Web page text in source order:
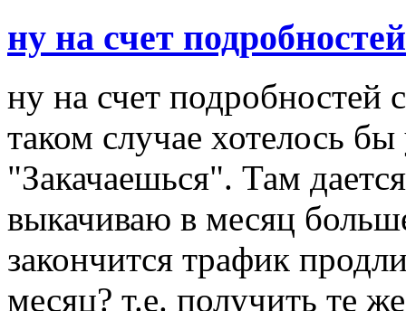
ну на счет
ну на счет подробностей
таком случае хотелось
"Закачаешься". Там
выкачиваю в месяц
закончится трафик
месяц? т.е. получить те